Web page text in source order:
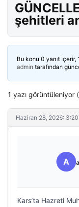
şehitleri
Bu konu 0 yanıt içerir,
admin tarafından
1 yazı görüntüleniyor
Haziran 28, 2026:
A
Kars’ta Hazreti